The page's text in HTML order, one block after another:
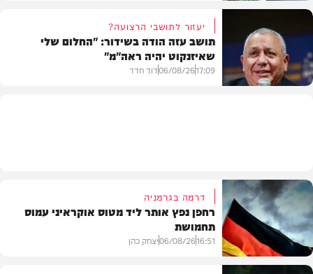
צבא וביטחון
יעזור לתושבי הרצועה?
תושב עזה הודה בשידור: "החלום שלי
שאיזנקוט יהיה ראה"מ"
17:09
06/08/26דוד חדד
דרמה בגרמניה
רחפן נפץ אותר ליד מטוס אוקראיני עמוס
תחמושת
16:51
06/08/26יצחק כהן